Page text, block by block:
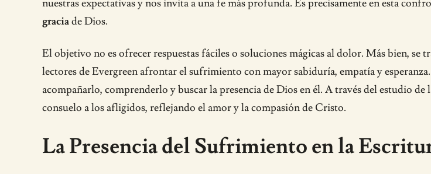
nuestras expectativas y nos invita a una fe más profunda. Es precisamente en esta
graciade Dios.
El objetivo no es ofrecer respuestas fáciles o soluciones mágicas al dolor. Más bien, se
lectores de Evergreen afrontar el sufrimiento con mayor sabiduría, empatía y
acompañarlo, comprenderlo y buscar la presencia de Dios en él. A través del estudio
consuelo a los afligidos, reflejando el amor y la compasión de Cristo.
La Presencia del Sufrimiento en la